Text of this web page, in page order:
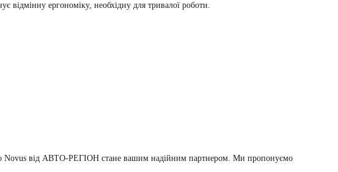
відмінну ергономіку, необхідну для тривалої роботи.
Novus від АВТО-РЕГІОН стане вашим надійним партнером. Ми пропонуємо